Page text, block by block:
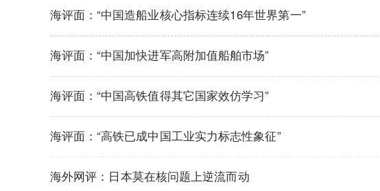
海评面：“中国造船业核心指标连续16年世界第一”
海评面：“中国加快进军高附加值船舶市场”
海评面：“中国高铁值得其它国家效仿学习”
海评面：“高铁已成中国工业实力标志性象征”
海外网评：日本莫在核问题上逆流而动